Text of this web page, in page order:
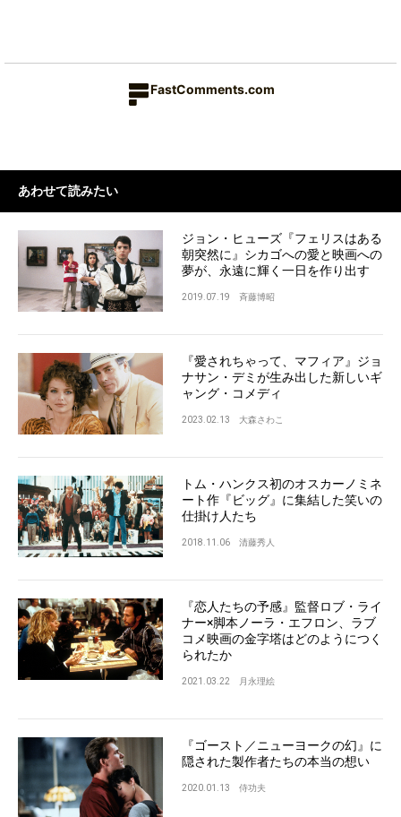
FastComments.com
あわせて読みたい
ジョン・ヒューズ『フェリスはある
朝突然に』シカゴへの愛と映画への
夢が、永遠に輝く一日を作り出す
2019.07.19 斉藤博昭
『愛されちゃって、マフィア』ジョ
ナサン・デミが生み出した新しいギ
ャング・コメディ
2023.02.13 大森さわこ
トム・ハンクス初のオスカーノミネ
ート作『ビッグ』に集結した笑いの
仕掛け人たち
2018.11.06 清藤秀人
『恋人たちの予感』監督ロブ・ライ
ナー×脚本ノーラ・エフロン、ラブ
コメ映画の金字塔はどのようにつく
られたか
2021.03.22 月永理絵
『ゴースト／ニューヨークの幻』に
隠された製作者たちの本当の想い
2020.01.13 侍功夫